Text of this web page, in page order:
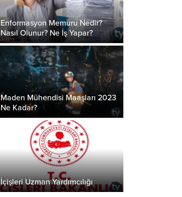
Enformasyon Memuru Nedir?
Nasıl Olunur? Ne İş Yapar?
Maden Mühendisi Maaşları 2023
Ne Kadar?
İçişleri Uzman Yardımcılığı